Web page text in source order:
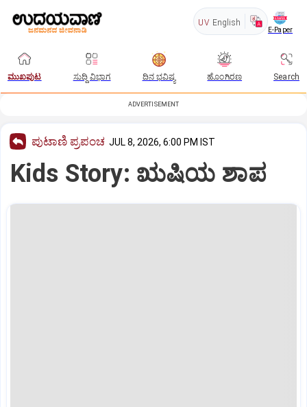
UV English
E-Paper
ಮುಖಪುಟ ಸುದ್ದಿ ವಿಭಾಗ ದಿನ ಭವಿಷ್ಯ ಹೊಂಗಿರಣ Search
ADVERTISEMENT
ಪುಟಾಣಿ ಪ್ರಪಂಚ JUL 8, 2026, 6:00 PM IST
Kids Story: ಋಷಿಯ ಶಾಪ